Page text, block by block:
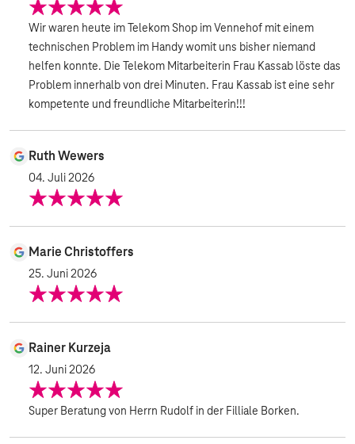
Wir waren heute im Telekom Shop im Vennehof mit einem
technischen Problem im Handy womit uns bisher niemand
helfen konnte. Die Telekom Mitarbeiterin Frau Kassab löste das
Problem innerhalb von drei Minuten. Frau Kassab ist eine sehr
kompetente und freundliche Mitarbeiterin!!!
Ruth Wewers
04. Juli 2026
Marie Christoffers
25. Juni 2026
Rainer Kurzeja
12. Juni 2026
Super Beratung von Herrn Rudolf in der Filliale Borken.